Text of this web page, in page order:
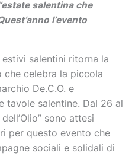
salentina che
l’evento
salentini ritorna la
che celebra la piccola
De.C.O. e
tavole salentine. Dal 26 al
sono attesi
per questo evento che
sociali e solidali di